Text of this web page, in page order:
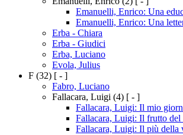
Emanuelli, Enrico: Una
Emanuelli, Enrico: Una
Erba - Chiara
Erba - Giudici
Erba, Luciano
Evola, Julius
F (32) [ - ]
Fabro, Luciano
Fallacara, Luigi (4) [ - ]
Fallacara, Luigi: Il mio
Fallacara, Luigi: Il frutto del
Fallacara, Luigi: Il più della